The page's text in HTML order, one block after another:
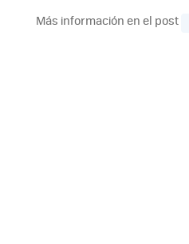
Más información en el post